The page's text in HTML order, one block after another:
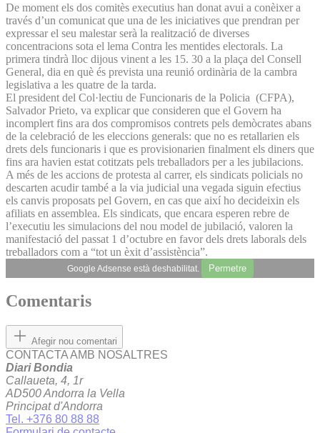
De moment els dos comitès executius han donat avui a conèixer a
través d’un comunicat que una de les iniciatives que prendran per
expressar el seu malestar serà la realització de diverses
concentracions sota el lema Contra les mentides electorals. La
primera tindrà lloc dijous vinent a les 15. 30 a la plaça del Consell
General, dia en què és prevista una reunió ordinària de la cambra
legislativa a les quatre de la tarda.
El president del Col·lectiu de Funcionaris de la Policia (CFPA),
Salvador Prieto, va explicar que consideren que el Govern ha
incomplert fins ara dos compromisos contrets pels demòcrates abans
de la celebració de les eleccions generals: que no es retallarien els
drets dels funcionaris i que es provisionarien finalment els diners que
fins ara havien estat cotitzats pels treballadors per a les jubilacions.
A més de les accions de protesta al carrer, els sindicats policials no
descarten acudir també a la via judicial una vegada siguin efectius
els canvis proposats pel Govern, en cas que així ho decideixin els
afiliats en assemblea. Els sindicats, que encara esperen rebre de
l’executiu les simulacions del nou model de jubilació, valoren la
manifestació del passat 1 d’octubre en favor dels drets laborals dels
treballadors com a “tot un èxit d’assistència”.
Google Adsense està deshabilitat. Permetre
Comentaris
Afegir nou comentari
CONTACTA AMB NOSALTRES
Diari Bondia
Callaueta, 4, 1r
AD500 Andorra la Vella
Principat d'Andorra
Tel. +376 80 88 88